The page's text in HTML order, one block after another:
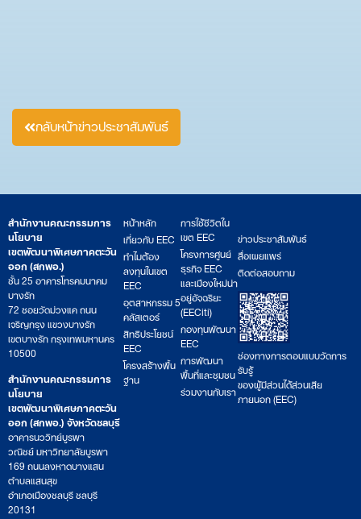
กลับหน้าข่าวประชาสัมพันธ์
สำนักงานคณะกรรมการ
นโยบาย
เขตพัฒนาพิเศษภาคตะวัน
ออก (สกพอ.)
ชั้น 25 อาคารโทรคมนาคม
บางรัก
72 ซอยวัดม่วงแค ถนน
เจริญกรุง แขวงบางรัก
เขตบางรัก กรุงเทพมหานคร
10500
สำนักงานคณะกรรมการ
นโยบาย
เขตพัฒนาพิเศษภาคตะวัน
ออก (สกพอ.) จังหวัดชลบุรี
อาคารนววิทย์บูรพา
วณิชย์ มหาวิทยาลัยบูรพา
169 ถนนลงหาดบางแสน
ตำบลแสนสุข
อำเภอเมืองชลบุรี ชลบุรี
20131
หน้าหลัก
เกี่ยวกับ EEC
ทำไมต้อง
ลงทุนในเขต
EEC
อุตสาหกรรม 5
คลัสเตอร์
สิทธิประโยชน์
EEC
โครงสร้างพื้น
ฐาน
การใช้ชีวิตใน
เขต EEC
โครงการศูนย์
ธุรกิจ EEC
และเมืองใหม่น่า
อยู่อัจฉริยะ
(EECiti)
กองทุนพัฒนา
EEC
การพัฒนา
พื้นที่และชุมชน
ร่วมงานกับเรา
ข่าวประชาสัมพันธ์
สื่อเผยแพร่
ติดต่อสอบถาม
ช่องทางการตอบแบบวัดการ
รับรู้
ของผู้มีส่วนได้ส่วนเสีย
ภายนอก (EEC)